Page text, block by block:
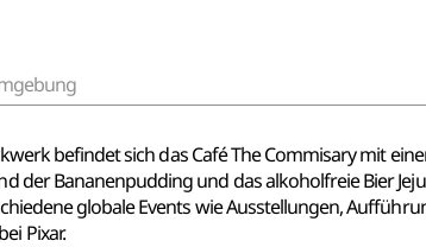
befindet sich das Café The Commisary mit
der Bananenpudding und das alkoholfreie Bier
globale Events wie Ausstellungen,
Pixar.